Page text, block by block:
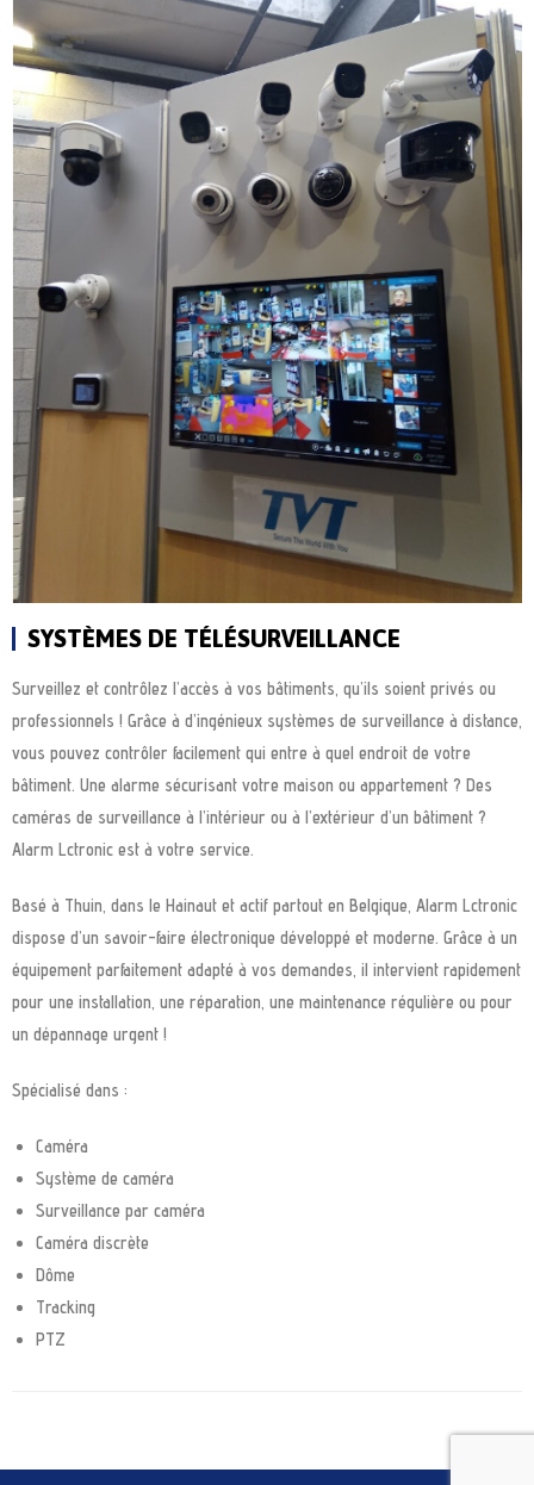
SYSTÈMES DE TÉLÉSURVEILLANCE
Surveillez et contrôlez l’accès à vos bâtiments, qu’ils soient privés ou
professionnels ! Grâce à d’ingénieux systèmes de surveillance à distance,
vous pouvez contrôler facilement qui entre à quel endroit de votre
bâtiment. Une alarme sécurisant votre maison ou appartement ? Des
caméras de surveillance à l’intérieur ou à l’extérieur d’un bâtiment ?
Alarm Lctronic est à votre service.
Basé à Thuin, dans le Hainaut et actif partout en Belgique, Alarm Lctronic
dispose d’un savoir-faire électronique développé et moderne. Grâce à un
équipement parfaitement adapté à vos demandes, il intervient rapidement
pour une installation, une réparation, une maintenance régulière ou pour
un dépannage urgent !
Spécialisé dans :
Caméra
Système de caméra
Surveillance par caméra
Caméra discrète
Dôme
Tracking
PTZ